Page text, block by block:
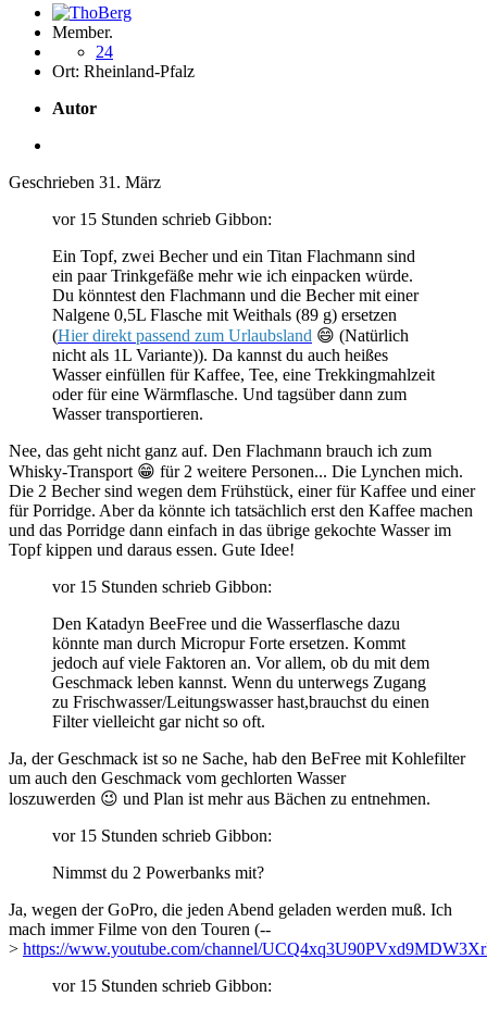
Member.
24
Ort: Rheinland-Pfalz
Autor
Geschrieben 31. März
vor 15 Stunden schrieb Gibbon:
Ein Topf, zwei Becher und ein Titan Flachmann sind
ein paar Trinkgefäße mehr wie ich einpacken würde.
Du könntest den Flachmann und die Becher mit einer
Nalgene 0,5L Flasche mit Weithals (89 g) ersetzen
(Hier direkt passend zum Urlaubsland 😄 (Natürlich
nicht als 1L Variante)). Da kannst du auch heißes
Wasser einfüllen für Kaffee, Tee, eine Trekkingmahlzeit
oder für eine Wärmflasche. Und tagsüber dann zum
Wasser transportieren.
Nee, das geht nicht ganz auf. Den Flachmann brauch ich zum
Whisky-Transport 😁 für 2 weitere Personen... Die Lynchen mich.
Die 2 Becher sind wegen dem Frühstück, einer für Kaffee und einer
für Porridge. Aber da könnte ich tatsächlich erst den Kaffee machen
und das Porridge dann einfach in das übrige gekochte Wasser im
Topf kippen und daraus essen. Gute Idee!
vor 15 Stunden schrieb Gibbon:
Den Katadyn BeeFree und die Wasserflasche dazu
könnte man durch Micropur Forte ersetzen. Kommt
jedoch auf viele Faktoren an. Vor allem, ob du mit dem
Geschmack leben kannst. Wenn du unterwegs Zugang
zu Frischwasser/Leitungswasser hast,brauchst du einen
Filter vielleicht gar nicht so oft.
Ja, der Geschmack ist so ne Sache, hab den BeFree mit Kohlefilter
um auch den Geschmack vom gechlorten Wasser
loszuwerden 😉 und Plan ist mehr aus Bächen zu entnehmen.
vor 15 Stunden schrieb Gibbon:
Nimmst du 2 Powerbanks mit?
Ja, wegen der GoPro, die jeden Abend geladen werden muß. Ich
mach immer Filme von den Touren (--
> https://www.youtube.com/channel/
vor 15 Stunden schrieb Gibbon: